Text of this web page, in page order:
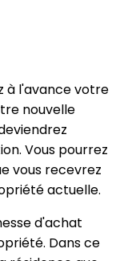
à l'avance votre
nouvelle
Vous pourrez
vous recevrez
actuelle.
d'achat
Dans ce